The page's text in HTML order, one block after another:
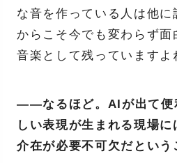
な音を作っている人は他
からこそ今でも変わらず面
音楽として残っていますよ
――なるほど。AIが出て便
しい表現が生まれる現場
介在が必要不可欠だという